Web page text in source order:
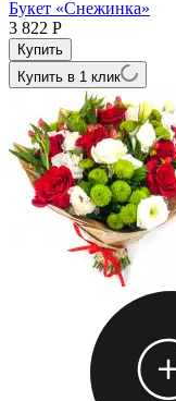
Букет «Снежинка»
3 822 Р
Купить в 1 клик